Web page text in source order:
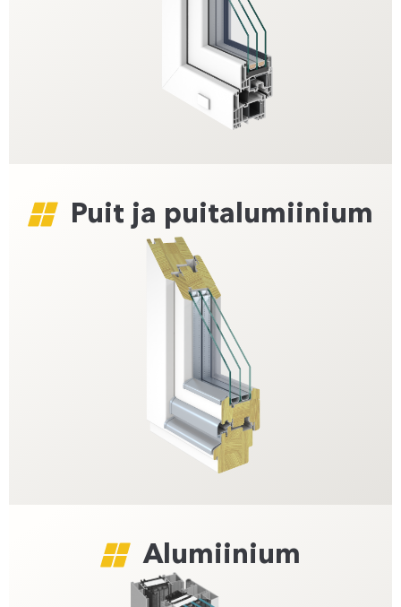
Puit ja puitalumiinium
Alumiinium